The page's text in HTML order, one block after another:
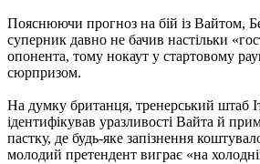
Пояснюючи прогноз на бій із Вайтом,
суперник давно не бачив настільки
опонента, тому нокаут у стартовому
сюрпризом.
На думку британця, тренерський штаб
ідентифікував уразливості Вайта й
пастку, де будь-яке запізнення
молодий претендент виграє «на